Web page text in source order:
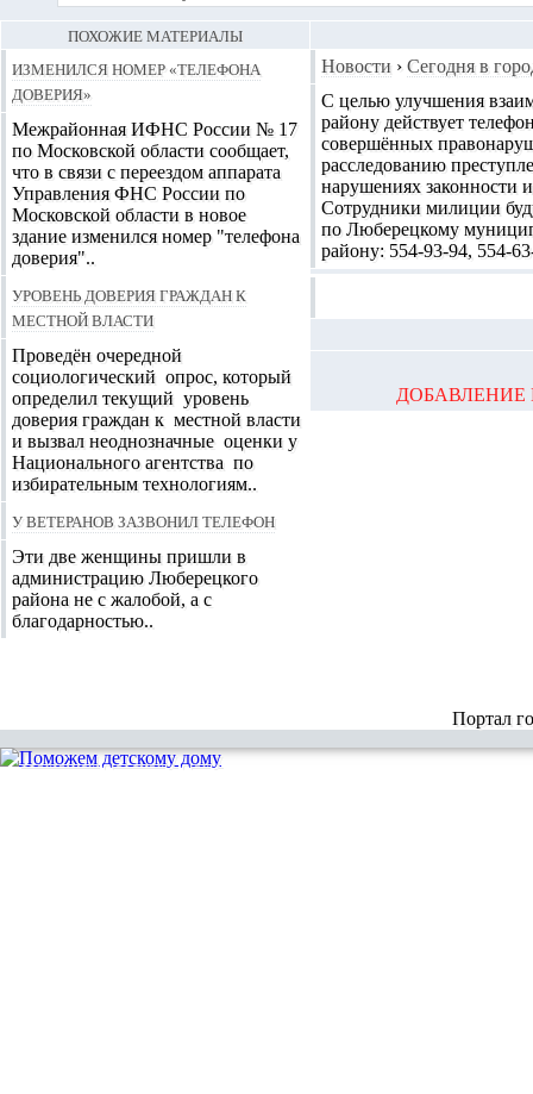
Новости › Сегодня в
С целью улучшения
району действует
совершённых
расследованию
нарушениях законности
Сотрудники милиции
по Люберецкому
району: 554-93-94, 554-
ДОБАВЛЕНИЕ
ПОХОЖИЕ МАТЕРИАЛЫ
Изменился номер «телефона
доверия»
Межрайонная ИФНС России № 17
по Московской области сообщает,
что в связи с переездом аппарата
Управления ФНС России по
Московской области в новое
здание изменился номер "телефона
доверия"..
Уровень доверия граждан к
местной власти
Проведён очередной
социологический опрос, который
определил текущий уровень
доверия граждан к местной власти
и вызвал неоднозначные оценки у
Национального агентства по
избирательным технологиям..
У ветеранов зазвонил телефон
Эти две женщины пришли в
администрацию Люберецкого
района не с жалобой, а с
благодарностью..
Портал